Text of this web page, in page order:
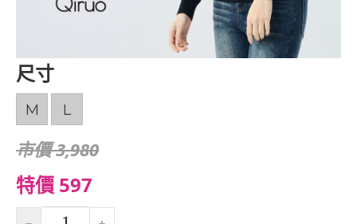
尺寸
M L
市價 3,980
特價 597